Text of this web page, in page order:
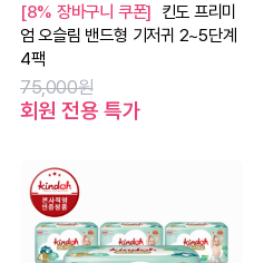
[8% 장바구니 쿠폰] 킨도 프리미
엄 오슬림 밴드형 기저귀 2~5단계
4팩
75,000원
회원 전용 특가